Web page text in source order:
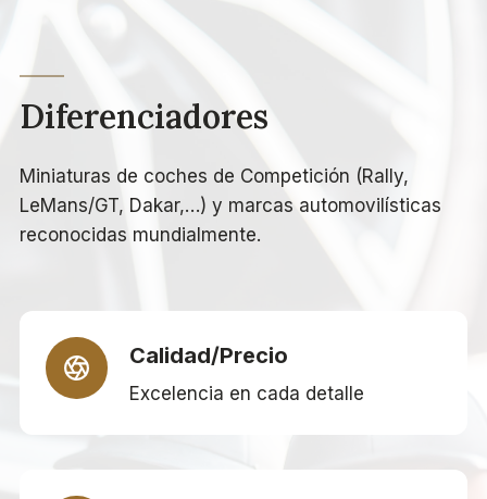
Diferenciadores
Miniaturas de coches de Competición (Rally,
LeMans/GT, Dakar,…) y marcas automovilísticas
reconocidas mundialmente.
Calidad/Precio
Excelencia en cada detalle